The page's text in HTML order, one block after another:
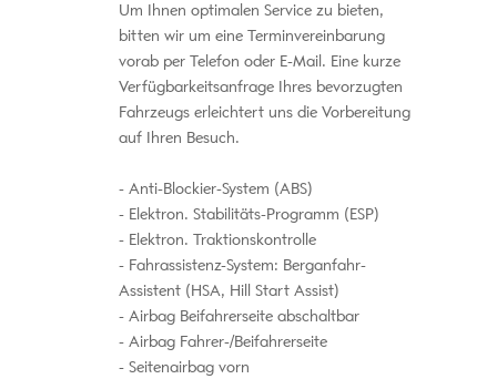
Um Ihnen optimalen Service zu bieten,
bitten wir um eine Terminvereinbarung
vorab per Telefon oder E-Mail. Eine kurze
Verfügbarkeitsanfrage Ihres bevorzugten
Fahrzeugs erleichtert uns die Vorbereitung
auf Ihren Besuch.
Anti-Blockier-System (ABS)
Elektron. Stabilitäts-Programm (ESP)
Elektron. Traktionskontrolle
Fahrassistenz-System: Berganfahr-
Assistent (HSA, Hill Start Assist)
Airbag Beifahrerseite abschaltbar
Airbag Fahrer-/Beifahrerseite
Seitenairbag vorn